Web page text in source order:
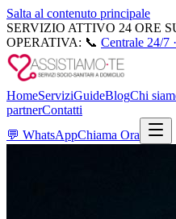
Salta al contenuto principale
SERVIZIO ATTIVO 24 ORE
OPERATIVA: 📞 Centrale 24/7 ·
HomeServiziGuideBlogChi
partnerContatti
💬 WhatsAppChiama Ora